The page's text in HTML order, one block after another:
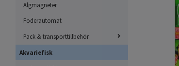
Algmagneter
Foderautomat
Pack & transporttillbehör
Akvariefisk